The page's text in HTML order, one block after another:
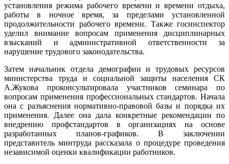
установления режима рабочего времени и времени отдыха,
работы в ночное время, за пределами установленной
продолжительности рабочего времени. Также госинспектор
уделил внимание вопросам применения дисциплинарных
взысканий и административной ответственности за
нарушение трудового законодательства.
Затем начальник отдела демографии и трудовых ресурсов
министерства труда и социальной защиты населения СК
А.Жукова проконсультировала участников семинара по
вопросам применения профессиональных стандартов. Начала
она с разъяснения нормативно-правовой базы и порядка их
применения. Далее она дала конкретные рекомендации по
внедрению профстандартов в организациях на основе
разработанных планов-графиков. В заключении
представитель минтруда рассказала о процедуре проведения
независимой оценки квалификации работников.